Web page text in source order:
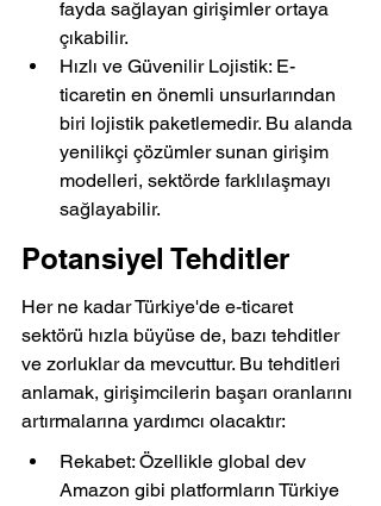
fayda sağlayan girişimler ortaya
çıkabilir.
Hızlı ve Güvenilir Lojistik: E-
ticaretin en önemli unsurlarından
biri lojistik paketlemedir. Bu alanda
yenilikçi çözümler sunan girişim
modelleri, sektörde farklılaşmayı
sağlayabilir.
Potansiyel Tehditler
Her ne kadar Türkiye'de e-ticaret
sektörü hızla büyüse de, bazı tehditler
ve zorluklar da mevcuttur. Bu tehditleri
anlamak, girişimcilerin başarı oranlarını
artırmalarına yardımcı olacaktır:
Rekabet: Özellikle global dev
Amazon gibi platformların Türkiye